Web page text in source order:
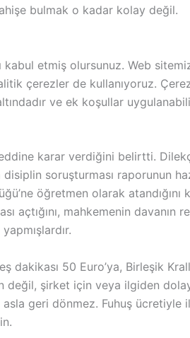
bulmak o kadar kolay değil.
etmiş olursunuz. Web
çerezler de kullanıyoruz.
ve ek koşullar
karar verdiğini belirtti.
disiplin soruşturması raporunun
öğretmen olarak atandığını
açtığını, mahkemenin
dakikası 50 Euro’ya, Birleşik
şirket için veya ilgiden
geri dönmez. Fuhuş